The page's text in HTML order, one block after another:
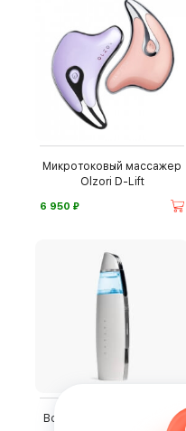
Микротоковый массажер
Olzori D-Lift
6 950 ⃏
Водородный мист Esteau